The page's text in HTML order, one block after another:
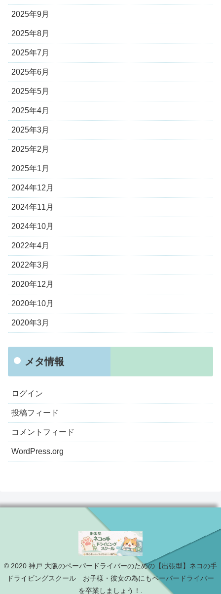
2025年9月
2025年8月
2025年7月
2025年6月
2025年5月
2025年4月
2025年3月
2025年2月
2025年1月
2024年12月
2024年11月
2024年10月
2022年4月
2022年3月
2020年12月
2020年10月
2020年3月
メタ情報
ログイン
投稿フィード
コメントフィード
WordPress.org
© 2020 神戸 大阪のペーパードライバーのための【出張型】ネコの手
ドライビングスクール お子様・彼女の為にもペーパードライバー
を卒業しましょう！.